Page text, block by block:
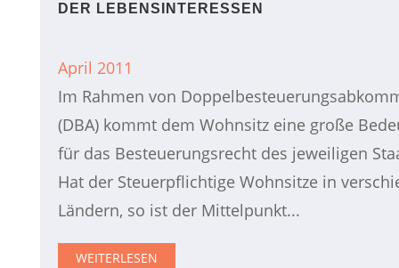
DER LEBENSINTERESSEN
April 2011
Im Rahmen von
(DBA) kommt dem Wohnsitz eine große
für das Besteuerungsrecht des jeweiligen
Hat der Steuerpflichtige Wohnsitze in
Ländern, so ist der Mittelpunkt...
WEITERLESEN